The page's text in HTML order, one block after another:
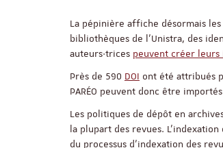
La pépinière affiche désormais les
bibliothèques de l’Unistra, des
auteurs·trices peuvent créer leurs
Près de 590 DOI ont été attribués
PARÉO peuvent donc être
Les politiques de dépôt en
la plupart des revues.
du processus d’indexation des